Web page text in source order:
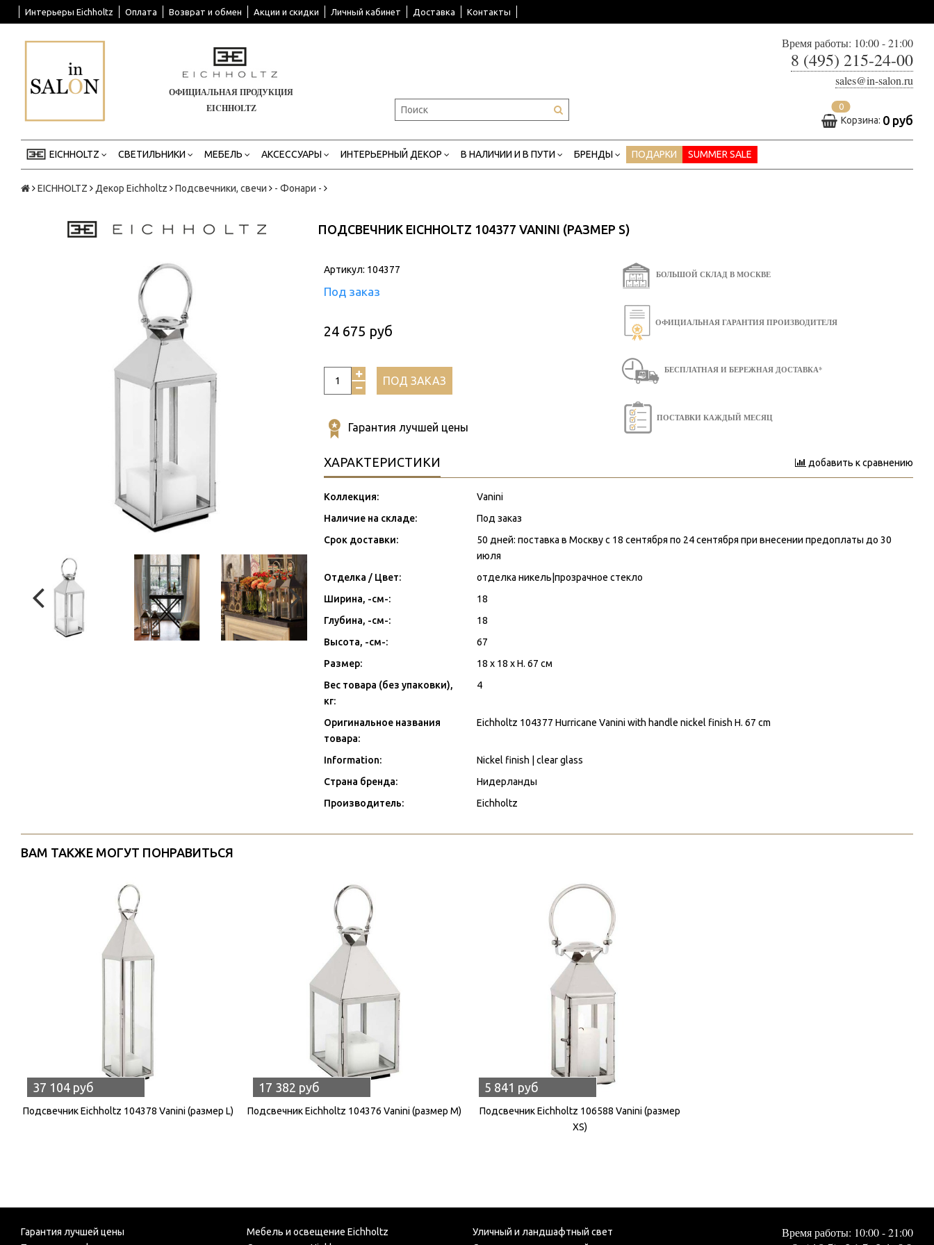
Интерьеры Eichholtz Оплата Возврат и обмен Акции и скидки Личный кабинет Доставка Контакты
ОФИЦИАЛЬНАЯ ПРОДУКЦИЯ
EICHHOLTZ
Время работы: 10:00 - 21:00
8 (495) 215-24-00
sales@in-salon.ru
0
Корзина: 0 руб
EICHHOLTZ СВЕТИЛЬНИКИ МЕБЕЛЬ АКСЕССУАРЫ ИНТЕРЬЕРНЫЙ ДЕКОР В НАЛИЧИИ И В ПУТИ БРЕНДЫ ПОДАРКИ SUMMER SALE
EICHHOLTZ Декор Eichholtz Подсвечники, свечи - Фонари -
ПОДСВЕЧНИК EICHHOLTZ 104377 VANINI (РАЗМЕР S)
Артикул: 104377
Под заказ
24 675 руб
ПОД ЗАКАЗ
Гарантия лучшей цены
БОЛЬШОЙ СКЛАД В МОСКВЕ
ОФИЦИАЛЬНАЯ ГАРАНТИЯ ПРОИЗВОДИТЕЛЯ
БЕСПЛАТНАЯ И БЕРЕЖНАЯ ДОСТАВКА*
ПОСТАВКИ КАЖДЫЙ МЕСЯЦ
ХАРАКТЕРИСТИКИ добавить к сравнению
Коллекция:
Vanini
Наличие на складе:
Под заказ
Срок доставки:
50 дней: поставка в Москву с 18 сентября по 24 сентября при внесении предоплаты до 30
июля
Отделка / Цвет:
отделка никель|прозрачное стекло
Ширина, -см-:
18
Глубина, -см-:
18
Высота, -см-:
67
Размер:
18 x 18 x H. 67 см
Вес товара (без упаковки),
кг:
4
Оригинальное названия
товара:
Eichholtz 104377 Hurricane Vanini with handle nickel finish H. 67 cm
Information:
Nickel finish | clear glass
Страна бренда:
Нидерланды
Производитель:
Eichholtz
ВАМ ТАКЖЕ МОГУТ ПОНРАВИТЬСЯ
37 104 руб
Подсвечник Eichholtz 104378 Vanini (размер L)
17 382 руб
Подсвечник Eichholtz 104376 Vanini (размер M)
5 841 руб
Подсвечник Eichholtz 106588 Vanini (размер
XS)
Гарантия лучшей цены
Мебель и освещение Eichholtz
Уличный и ландшафтный свет
Время работы: 10:00 - 21:00